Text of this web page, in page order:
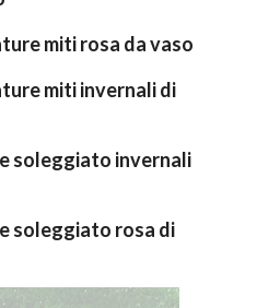
miti rosa da vaso
miti invernali di
soleggiato invernali
soleggiato rosa di